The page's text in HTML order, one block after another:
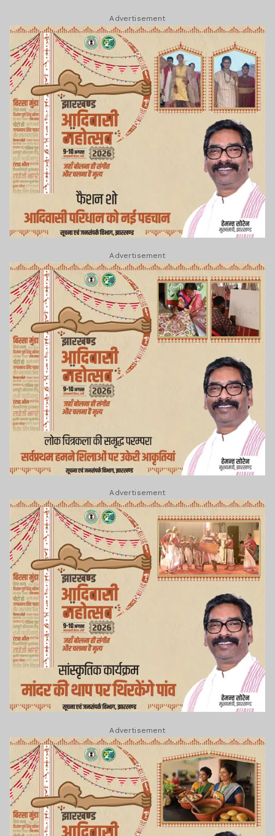
Advertisement
Advertisement
Advertisement
Advertisement